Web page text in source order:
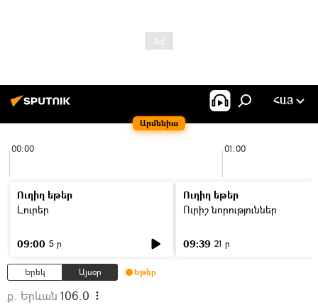
Արմենիա
ՀԱՅ
00:00 01:00
Ուղիղ եթեր
Լուրեր
09:00 5 ր
Ուղիղ եթեր
Ուրիշ նորություններ
09:39 21 ր
Երեկ Այսօր Եթեր
ք. Երևան 106.0